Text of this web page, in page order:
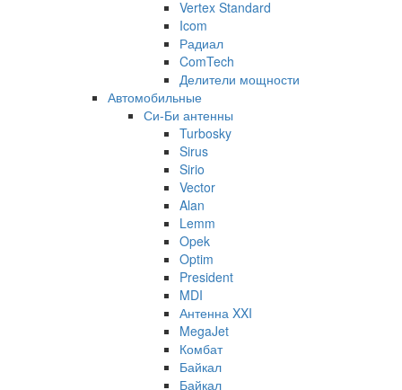
Vertex Standard
Icom
Радиал
ComTech
Делители мощности
Автомобильные
Си-Би антенны
Turbosky
Sirus
Sirio
Vector
Alan
Lemm
Opek
Optim
President
MDI
Антенна XXI
MegaJet
Комбат
Байкал
Байкал